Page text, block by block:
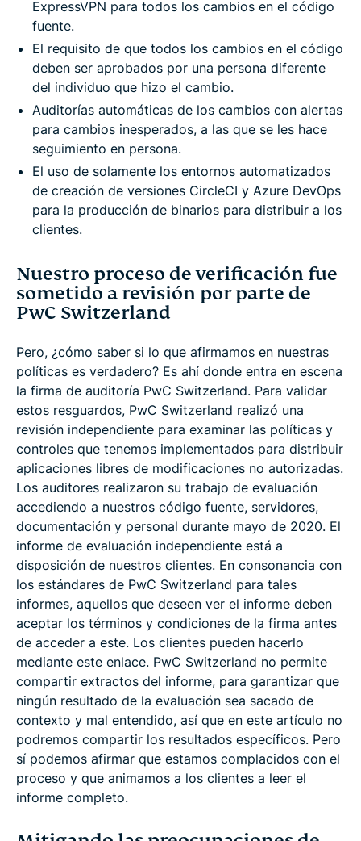
ExpressVPN para todos los cambios en el código
fuente.
El requisito de que todos los cambios en el código
deben ser aprobados por una persona diferente
del individuo que hizo el cambio.
Auditorías automáticas de los cambios con alertas
para cambios inesperados, a las que se les hace
seguimiento en persona.
El uso de solamente los entornos automatizados
de creación de versiones CircleCI y Azure DevOps
para la producción de binarios para distribuir a los
clientes.
Nuestro proceso de verificación fue
sometido a revisión por parte de
PwC Switzerland
Pero, ¿cómo saber si lo que afirmamos en nuestras
políticas es verdadero? Es ahí donde entra en escena
la firma de auditoría PwC Switzerland. Para validar
estos resguardos, PwC Switzerland realizó una
revisión independiente para examinar las políticas y
controles que tenemos implementados para distribuir
aplicaciones libres de modificaciones no autorizadas.
Los auditores realizaron su trabajo de evaluación
accediendo a nuestros código fuente, servidores,
documentación y personal durante mayo de 2020. El
informe de evaluación independiente está a
disposición de nuestros clientes. En consonancia con
los estándares de PwC Switzerland para tales
informes, aquellos que deseen ver el informe deben
aceptar los términos y condiciones de la firma antes
de acceder a este. Los clientes pueden hacerlo
mediante este enlace. PwC Switzerland no permite
compartir extractos del informe, para garantizar que
ningún resultado de la evaluación sea sacado de
contexto y mal entendido, así que en este artículo no
podremos compartir los resultados específicos. Pero
sí podemos afirmar que estamos complacidos con el
proceso y que animamos a los clientes a leer el
informe completo.